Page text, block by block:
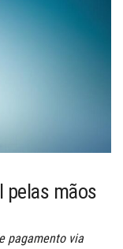
pelas mãos
pagamento via